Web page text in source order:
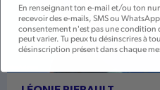
En renseignant ton e-mail et/ou ton
recevoir des e-mails, SMS ou
consentement n'est pas une condition
peut varier. Tu peux tu désinscrires à
désinscription présent dans chaque